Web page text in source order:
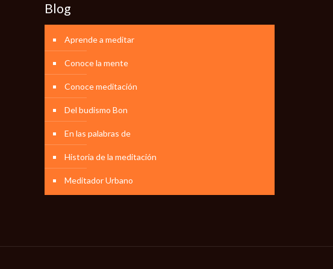
Blog
Aprende a meditar
Conoce la mente
Conoce meditación
Del budismo Bon
En las palabras de
Historia de la meditación
Meditador Urbano